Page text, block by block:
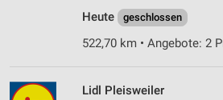
Heute geschlossen
522,70 km • Angebote: 2
Lidl Pleisweiler